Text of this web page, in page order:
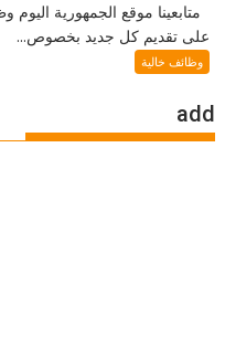
متابعينا موقع الجمهورية
على تقديم كل جديد بخصوص...
وظائف خالية
add